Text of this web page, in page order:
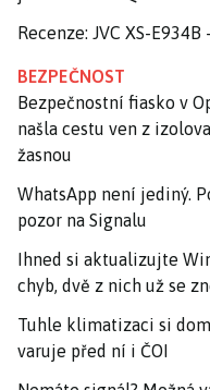
Recenze: JVC XS-
BEZPEČNOST
Bezpečnostní fiasko v
našla cestu ven z
žasnou
WhatsApp není jediný.
pozor na Signalu
Ihned si aktualizujte
chyb, dvě z nich už se
Tuhle klimatizaci si
varuje před ní i ČOI